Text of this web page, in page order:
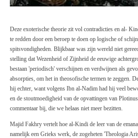
Deze exoterische theorie zit vol contradicties en al-
te redden door een beroep te doen op logische of
spitsvondigheden. Blijkbaar was zijn wereld niet
stelling dat Wezenheid of Zijnheid de eeuwige
bestaan 'periodisch' verschijnen en verdwijnen als
absorpties, om het in theosofische termen te zeggen.
hij echter, want volgens Ibn al-Nadim had hij veel
en de stoutmoedigheid van de opvattingen van Plotinus
commentaar bij, die we helaas niet meer bezitten.
Majid Fakhry vertelt hoe al-Kindi de leer van de
namelijk een Grieks werk, de zogeheten 'Theologia